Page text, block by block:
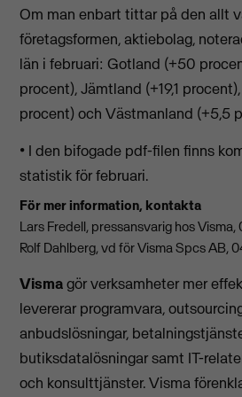
Om man enbart tittar på den allt
företagsformen, aktiebolag,
län i februari: Gotland (+50
procent), Jämtland (+19,1
procent) och Västmanland (+5,5
• I den bifogade pdf-filen finns
statistik för februari.
För mer information, kontakta
Lars Fredell, pressansvarig hos
Rolf Dahlberg, vd för Visma Spcs AB,
Vismagör verksamheter mer
levererar programvara,
anbudslösningar,
butiksdatalösningar samt IT-
och konsulttjänster. Visma